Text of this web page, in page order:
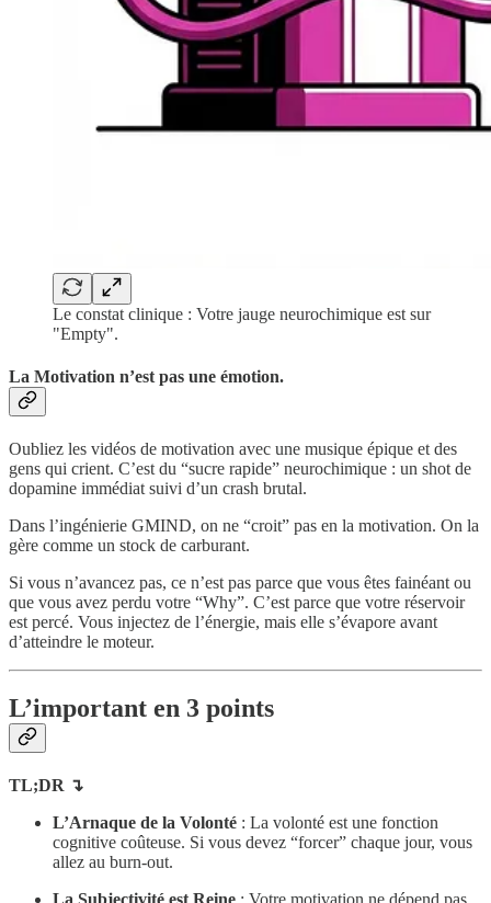
Le constat clinique : Votre jauge neurochimique est sur
"Empty".
La Motivation n’est pas une émotion.
Oubliez les vidéos de motivation avec une musique épique et des
gens qui crient. C’est du “sucre rapide” neurochimique : un shot de
dopamine immédiat suivi d’un crash brutal.
Dans l’ingénierie GMIND, on ne “croit” pas en la motivation. On la
gère comme un stock de carburant.
Si vous n’avancez pas, ce n’est pas parce que vous êtes fainéant ou
que vous avez perdu votre “Why”. C’est parce que votre réservoir
est percé. Vous injectez de l’énergie, mais elle s’évapore avant
d’atteindre le moteur.
L’important en 3 points
TL;DR ↴
L’Arnaque de la Volonté : La volonté est une fonction
cognitive coûteuse. Si vous devez “forcer” chaque jour, vous
allez au burn-out.
La Subjectivité est Reine : Votre motivation ne dépend pas